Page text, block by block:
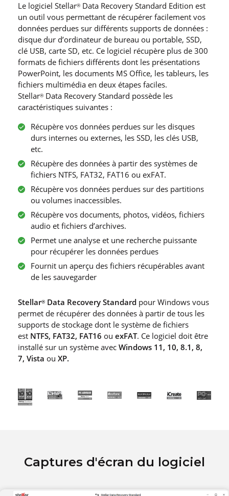
Le logiciel Stellar® Data Recovery Standard Edition est
un outil vous permettant de récupérer facilement vos
données perdues sur différents supports de données :
disque dur d’ordinateur de bureau ou portable, SSD,
clé USB, carte SD, etc. Ce logiciel récupère plus de 300
formats de fichiers différents dont les présentations
PowerPoint, les documents MS Office, les tableurs, les
fichiers multimédia en deux étapes faciles.
Stellar® Data Recovery Standard possède les
caractéristiques suivantes :
Récupère vos données perdues sur les disques
durs internes ou externes, les SSD, les clés USB,
etc.
Récupère des données à partir des systèmes de
fichiers NTFS, FAT32, FAT16 ou exFAT.
Récupère vos données perdues sur des partitions
ou volumes inaccessibles.
Récupère vos documents, photos, vidéos, fichiers
audio et fichiers d’archives.
Permet une analyse et une recherche puissante
pour récupérer les données perdues
Fournit un aperçu des fichiers récupérables avant
de les sauvegarder
Stellar® Data Recovery Standard pour Windows vous
permet de récupérer des données à partir de tous les
supports de stockage dont le système de fichiers
est NTFS, FAT32, FAT16 ouexFAT. Ce logiciel doit être
installé sur un système avec Windows 11, 10, 8.1, 8,
7, Vista ouXP.
Captures d'écran du logiciel